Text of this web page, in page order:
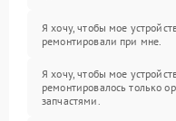
Я хочу, чтобы мое
ремонтировали при мне.
Я хочу, чтобы мое
ремонтировалось только
запчастями.